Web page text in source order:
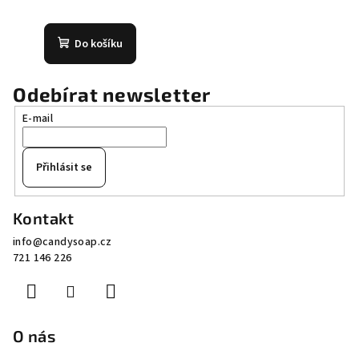
hodnocení
produktu
z
5
Do košíku
Odebírat newsletter
E-mail
Přihlásit se
Kontakt
info@candysoap.cz
721 146 226
O nás